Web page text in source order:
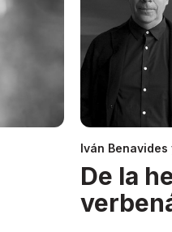
Iván
De la